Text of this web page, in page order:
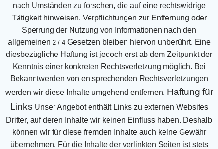
nach Umständen zu forschen, die auf eine rechtswidrige
Tätigkeit hinweisen. Verpflichtungen zur Entfernung oder
Sperrung der Nutzung von Informationen nach den
allgemeinen 2 / 4 Gesetzen bleiben hiervon unberührt. Eine
diesbezügliche Haftung ist jedoch erst ab dem Zeitpunkt der
Kenntnis einer konkreten Rechtsverletzung möglich. Bei
Bekanntwerden von entsprechenden Rechtsverletzungen
werden wir diese Inhalte umgehend entfernen. Haftung für
Links Unser Angebot enthält Links zu externen Websites
Dritter, auf deren Inhalte wir keinen Einfluss haben. Deshalb
können wir für diese fremden Inhalte auch keine Gewähr
übernehmen. Für die Inhalte der verlinkten Seiten ist stets